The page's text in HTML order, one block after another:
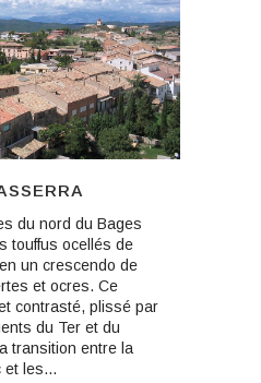
du nord du Bages
touffus ocellés de
un crescendo de
et ocres. Ce
contrasté, plissé par
du Ter et du
transition entre la
et les...